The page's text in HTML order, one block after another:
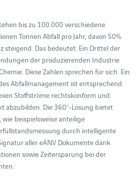
bis zu 100.000 verschiedene
Tonnen Abfall pro Jahr, davon 50%
steigend. Das bedeutet: Ein Drittel der
der produzierenden Industrie
Diese Zahlen sprechen für sich. Ein
Abfallmanagement ist entsprechend
Stoffströme rechtskonform und
abzubilden. Die 360°-Lösung bietet
beispielsweise anteilige
durch intelligente
aller eANV Dokumente dank
sowie Zeitersparung bei der